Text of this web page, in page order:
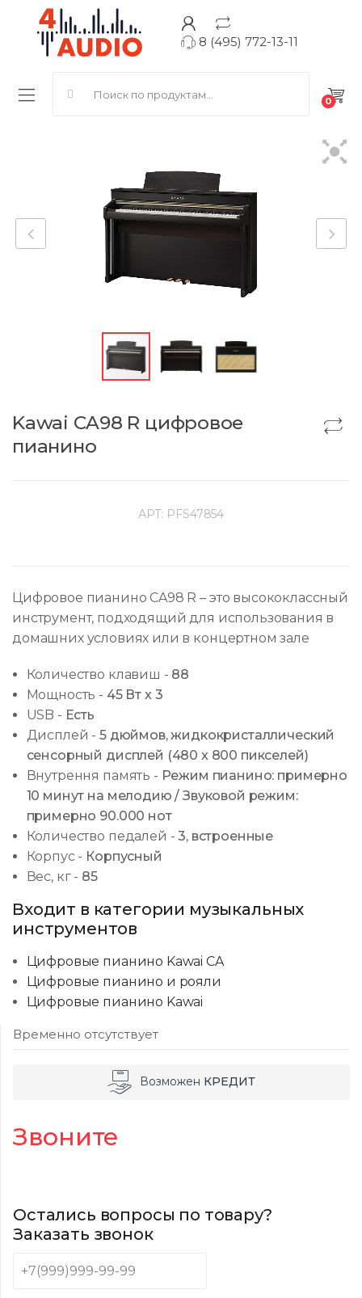
8 (495) 772-13-11
0
Kawai CA98 R цифровое
пианино
АРТ: PFS47854
Цифровое пианино CA98 R – это высококлассный
инструмент, подходящий для использования в
домашних условиях или в концертном зале
Количество клавиш - 88
Мощность - 45 Вт x 3
USB - Есть
Дисплей -5 дюймов, жидкокристаллический
сенсорный дисплей (480 x 800 пикселей)
Внутрення память - Режим пианино: примерно
10 минут на мелодию / Звуковой режим:
примерно 90.000 нот
Количество педалей -3, встроенные
Корпус - Корпусный
Вес, кг - 85
Входит в категории музыкальных
инструментов
Цифровые пианино Kawai CA
Цифровые пианино и рояли
Цифровые пианино Kawai
Временно отсутствует
Возможен КРЕДИТ
Звоните
Остались вопросы по товару?
Заказать звонок